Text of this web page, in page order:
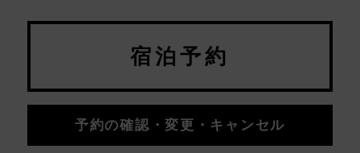
宿泊予約
予約の確認・変更・キャンセル